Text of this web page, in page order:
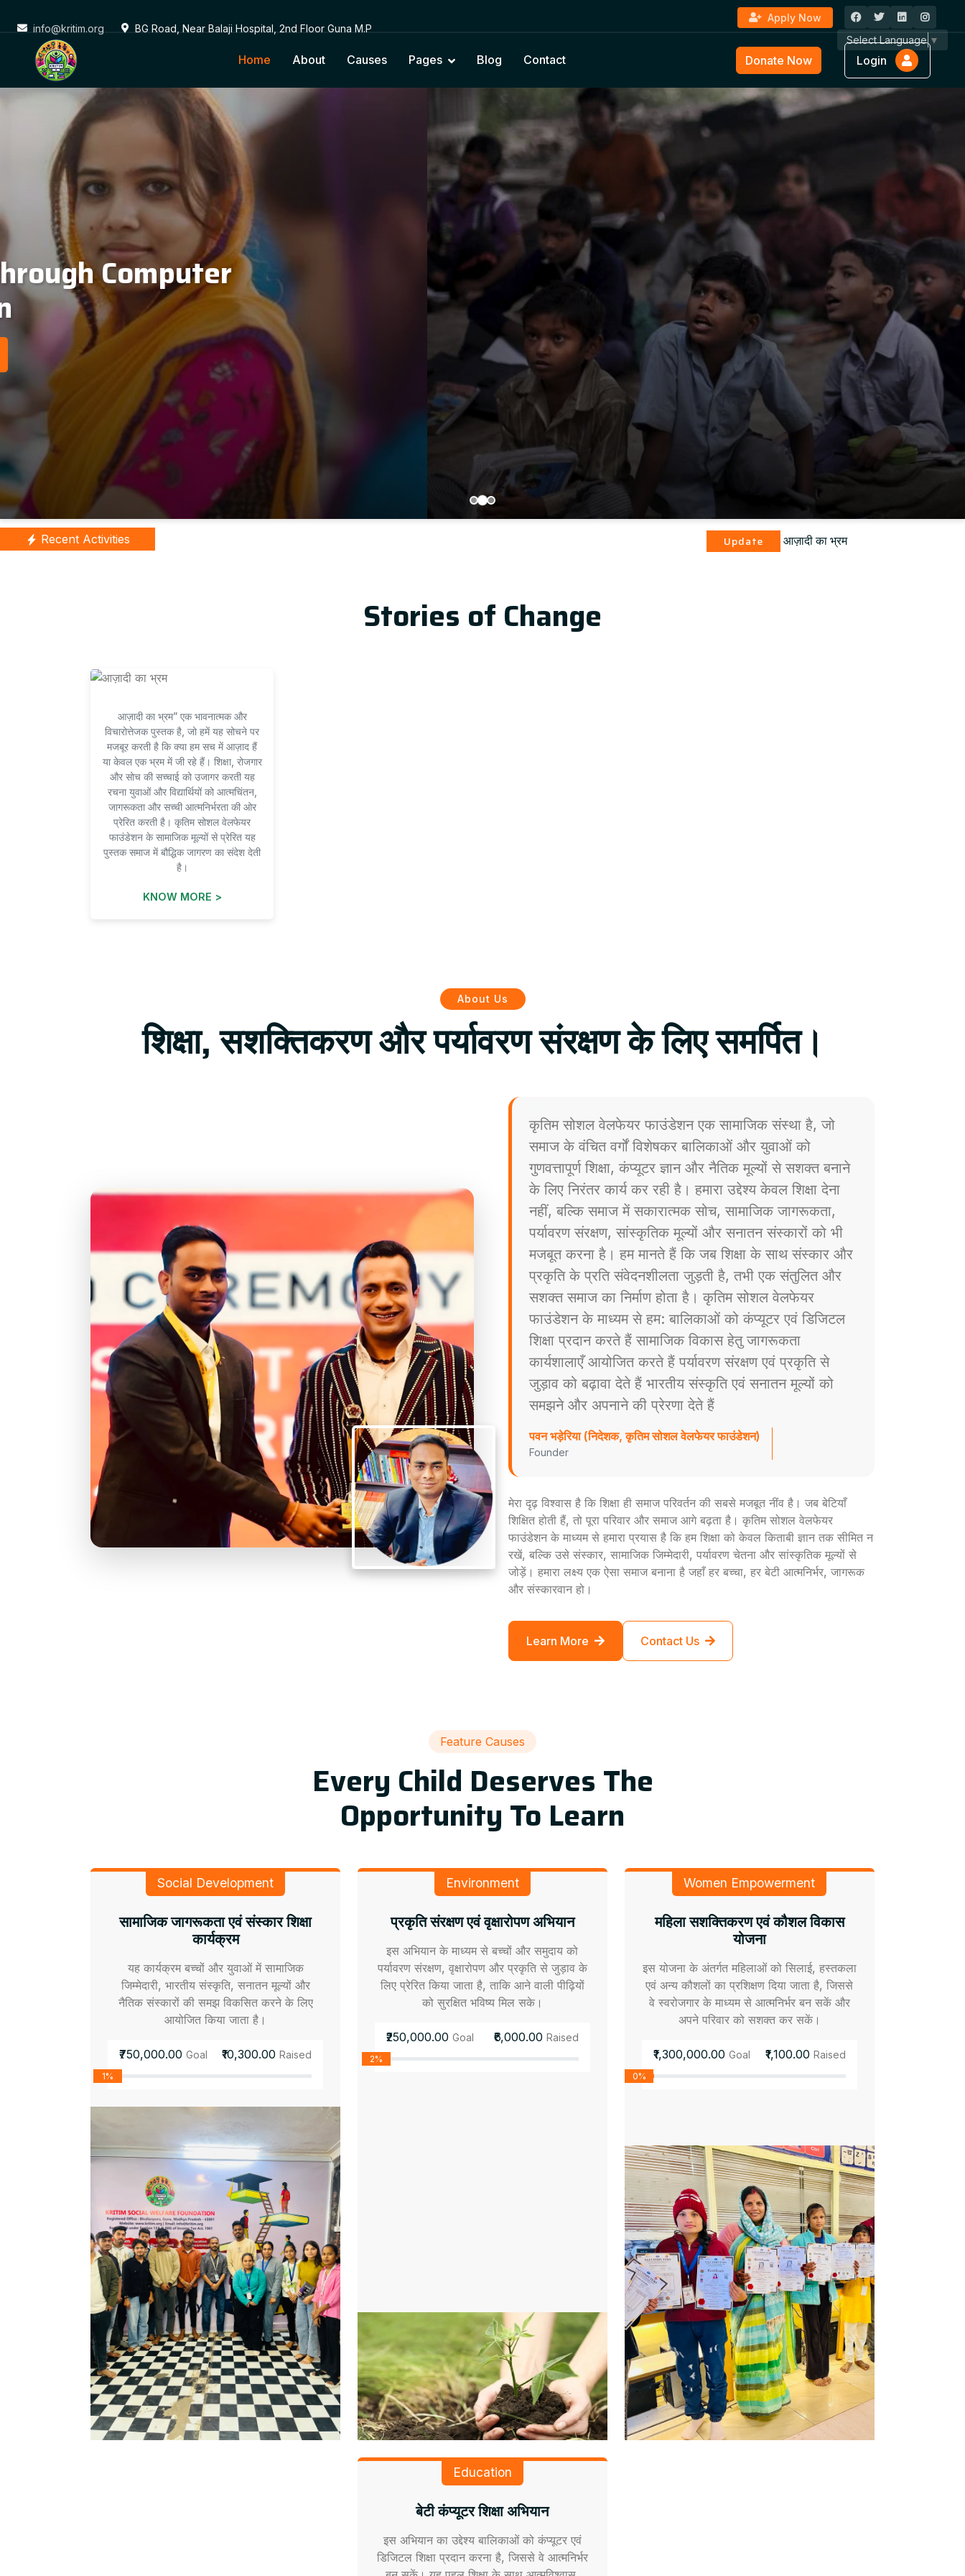
info@kritim.org BG Road, Near Balaji Hospital, 2nd Floor Guna M.P
Apply Now
Select Language ▼
Home About Causes Pages Blog Contact Donate Now Login
Connecting Education with Nature &
Cultural Values
LEARN MORE
Recent Activities आज़ादी का भ्रम
Stories of Change
आज़ादी का भ्रम” एक भावनात्मक और
विचारोत्तेजक पुस्तक है, जो हमें यह सोचने पर
मजबूर करती है कि क्या हम सच में आज़ाद हैं
या केवल एक भ्रम में जी रहे हैं। शिक्षा, रोजगार
और सोच की सच्चाई को उजागर करती यह
रचना युवाओं और विद्यार्थियों को आत्मचिंतन,
जागरूकता और सच्ची आत्मनिर्भरता की ओर
प्रेरित करती है। कृतिम सोशल वेलफेयर
फाउंडेशन के सामाजिक मूल्यों से प्रेरित यह
पुस्तक समाज में बौद्धिक जागरण का संदेश देती
है।
KNOW MORE >
About Us
शिक्षा, सशक्तिकरण और पर्यावरण संरक्षण के लिए समर्पित।
कृतिम सोशल वेलफेयर फाउंडेशन एक सामाजिक संस्था है, जो
समाज के वंचित वर्गों विशेषकर बालिकाओं और युवाओं को
गुणवत्तापूर्ण शिक्षा, कंप्यूटर ज्ञान और नैतिक मूल्यों से सशक्त बनाने
के लिए निरंतर कार्य कर रही है। हमारा उद्देश्य केवल शिक्षा देना
नहीं, बल्कि समाज में सकारात्मक सोच, सामाजिक जागरूकता,
पर्यावरण संरक्षण, सांस्कृतिक मूल्यों और सनातन संस्कारों को भी
मजबूत करना है। हम मानते हैं कि जब शिक्षा के साथ संस्कार और
प्रकृति के प्रति संवेदनशीलता जुड़ती है, तभी एक संतुलित और
सशक्त समाज का निर्माण होता है। कृतिम सोशल वेलफेयर
फाउंडेशन के माध्यम से हम: बालिकाओं को कंप्यूटर एवं डिजिटल
शिक्षा प्रदान करते हैं सामाजिक विकास हेतु जागरूकता
कार्यशालाएँ आयोजित करते हैं पर्यावरण संरक्षण एवं प्रकृति से
जुड़ाव को बढ़ावा देते हैं भारतीय संस्कृति एवं सनातन मूल्यों को
समझने और अपनाने की प्रेरणा देते हैं
पवन भड़ेरिया (निदेशक, कृतिम सोशल वेलफेयर फाउंडेशन)
Founder
मेरा दृढ़ विश्वास है कि शिक्षा ही समाज परिवर्तन की सबसे मजबूत नींव है। जब बेटियाँ
शिक्षित होती हैं, तो पूरा परिवार और समाज आगे बढ़ता है। कृतिम सोशल वेलफेयर
फाउंडेशन के माध्यम से हमारा प्रयास है कि हम शिक्षा को केवल किताबी ज्ञान तक सीमित न
रखें, बल्कि उसे संस्कार, सामाजिक जिम्मेदारी, पर्यावरण चेतना और सांस्कृतिक मूल्यों से
जोड़ें। हमारा लक्ष्य एक ऐसा समाज बनाना है जहाँ हर बच्चा, हर बेटी आत्मनिर्भर, जागरूक
और संस्कारवान हो।
Learn More Contact Us
Feature Causes
Every Child Deserves The
Opportunity To Learn
Social Development
सामाजिक जागरूकता एवं संस्कार शिक्षा
कार्यक्रम
यह कार्यक्रम बच्चों और युवाओं में सामाजिक
जिम्मेदारी, भारतीय संस्कृति, सनातन मूल्यों और
नैतिक संस्कारों की समझ विकसित करने के लिए
आयोजित किया जाता है।
₹750,000.00Goal ₹10,300.00 Raised
1%
Environment
प्रकृति संरक्षण एवं वृक्षारोपण अभियान
इस अभियान के माध्यम से बच्चों और समुदाय को
पर्यावरण संरक्षण, वृक्षारोपण और प्रकृति से जुड़ाव के
लिए प्रेरित किया जाता है, ताकि आने वाली पीढ़ियों
को सुरक्षित भविष्य मिल सके।
₹250,000.00 Goal ₹6,000.00 Raised
2%
Women Empowerment
महिला सशक्तिकरण एवं कौशल विकास
योजना
इस योजना के अंतर्गत महिलाओं को सिलाई, हस्तकला
एवं अन्य कौशलों का प्रशिक्षण दिया जाता है, जिससे
वे स्वरोजगार के माध्यम से आत्मनिर्भर बन सकें और
अपने परिवार को सशक्त कर सकें।
₹1,300,000.00 Goal ₹1,100.00 Raised
0%
Education
बेटी कंप्यूटर शिक्षा अभियान
इस अभियान का उद्देश्य बालिकाओं को कंप्यूटर एवं
डिजिटल शिक्षा प्रदान करना है, जिससे वे आत्मनिर्भर